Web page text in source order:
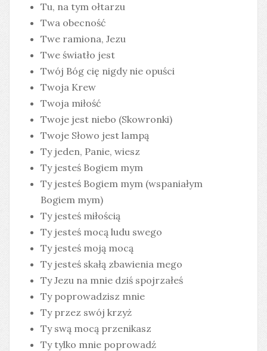
Tu, na tym ołtarzu
Twa obecność
Twe ramiona, Jezu
Twe światło jest
Twój Bóg cię nigdy nie opuści
Twoja Krew
Twoja miłość
Twoje jest niebo (Skowronki)
Twoje Słowo jest lampą
Ty jeden, Panie, wiesz
Ty jesteś Bogiem mym
Ty jesteś Bogiem mym (wspaniałym
Bogiem mym)
Ty jesteś miłością
Ty jesteś mocą ludu swego
Ty jesteś moją mocą
Ty jesteś skałą zbawienia mego
Ty Jezu na mnie dziś spojrzałeś
Ty poprowadzisz mnie
Ty przez swój krzyż
Ty swą mocą przenikasz
Ty tylko mnie poprowadź